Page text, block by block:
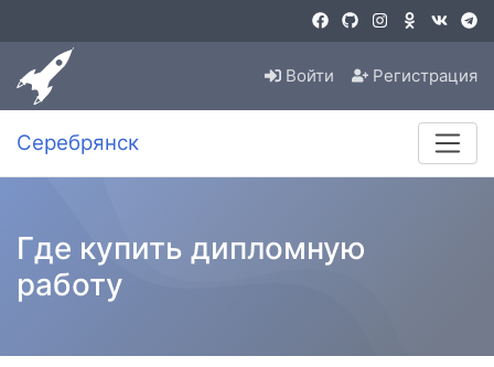
Войти Регистрация
Серебрянск
Где купить дипломную
работу